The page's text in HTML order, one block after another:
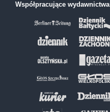
Współpracujące